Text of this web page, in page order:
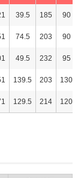
39.5 185 90
74.5 203 90
49.5 232 95
139.5 203 130
129.5 214 120